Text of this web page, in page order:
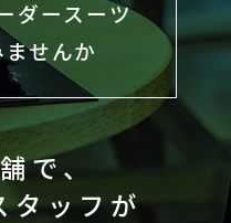
ダースーツ
せんか
で、
タッフが